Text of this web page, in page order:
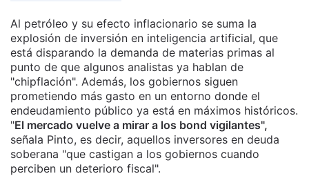
Al petróleo y su efecto inflacionario se suma la
explosión de inversión en inteligencia artificial, que
está disparando la demanda de materias primas al
punto de que algunos analistas ya hablan de
"chipflación". Además, los gobiernos siguen
prometiendo más gasto en un entorno donde el
endeudamiento público ya está en máximos históricos.
"El mercado vuelve a mirar a los bond vigilantes",
señala Pinto, es decir, aquellos inversores en deuda
soberana "que castigan a los gobiernos cuando
perciben un deterioro fiscal".